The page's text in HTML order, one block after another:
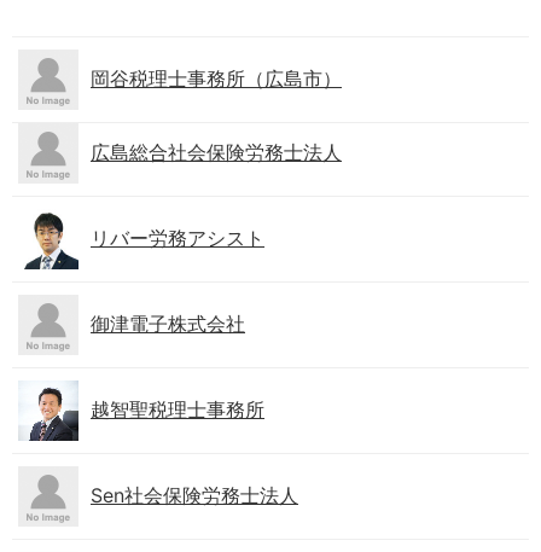
岡谷税理士事務所（広島市）
広島総合社会保険労務士法人
リバー労務アシスト
御津電子株式会社
越智聖税理士事務所
Sen社会保険労務士法人